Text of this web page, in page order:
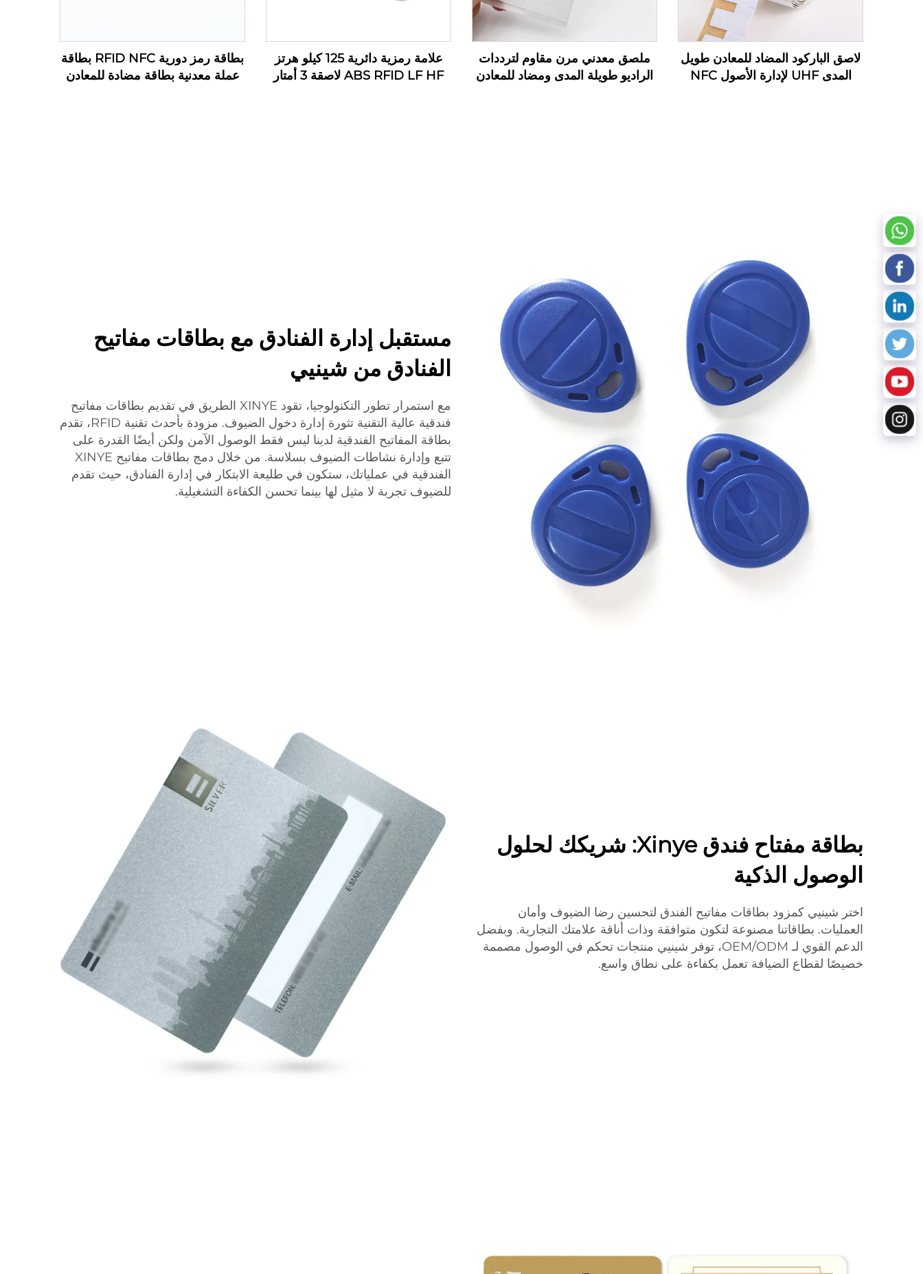
لاصق الباركود المضاد للمعادن طويل
المدى UHF لإدارة الأصول NFC
ملصق معدني مرن مقاوم لترددات
الراديو طويلة المدى ومضاد للمعادن
علامة رمزية دائرية 125 كيلو هرتز
ABS RFID LF HF لاصقة 3 أمتار
بطاقة رمز دورية RFID NFC بطاقة
عملة معدنية بطاقة مضادة للمعادن
مستقبل إدارة الفنادق مع بطاقات مفاتيح
الفنادق من شينيي
مع استمرار تطور التكنولوجيا، تقود XINYE الطريق في تقديم بطاقات مفاتيح
فندقية عالية التقنية تثورة إدارة دخول الضيوف. مزودة بأحدث تقنية RFID، تقدم
بطاقة المفاتيح الفندقية لدينا ليس فقط الوصول الآمن ولكن أيضًا القدرة على
تتبع وإدارة نشاطات الضيوف بسلاسة. من خلال دمج بطاقات مفاتيح XINYE
الفندقية في عملياتك، ستكون في طليعة الابتكار في إدارة الفنادق، حيث تقدم
للضيوف تجربة لا مثيل لها بينما تحسن الكفاءة التشغيلية.
بطاقة مفتاح فندق Xinye: شريكك لحلول
الوصول الذكية
اختر شينيي كمزود بطاقات مفاتيح الفندق لتحسين رضا الضيوف وأمان
العمليات. بطاقاتنا مصنوعة لتكون متوافقة وذات أناقة علامتك التجارية. وبفضل
الدعم القوي لـ OEM/ODM، توفر شينيي منتجات تحكم في الوصول مصممة
خصيصًا لقطاع الضيافة تعمل بكفاءة على نطاق واسع.